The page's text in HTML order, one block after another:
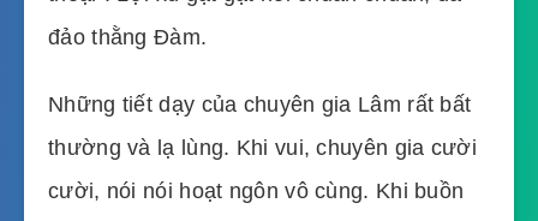
đảo thằng Đàm.
Những tiết dạy của chuyên gia Lâm rất bất
thường và lạ lùng. Khi vui, chuyên gia cười
cười, nói nói hoạt ngôn vô cùng. Khi buồn